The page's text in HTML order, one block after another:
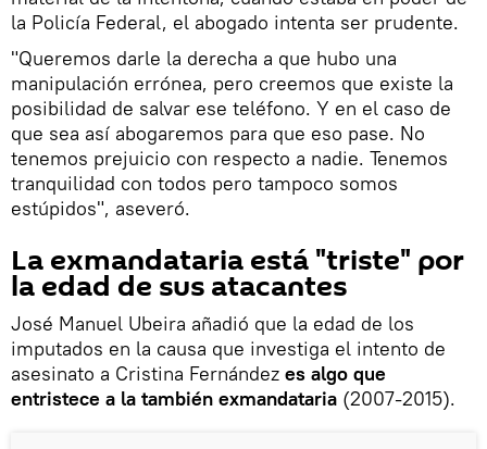
la Policía Federal, el abogado intenta ser prudente.
"Queremos darle la derecha a que hubo una
manipulación errónea, pero creemos que existe la
posibilidad de salvar ese teléfono. Y en el caso de
que sea así abogaremos para que eso pase. No
tenemos prejuicio con respecto a nadie. Tenemos
tranquilidad con todos pero tampoco somos
estúpidos", aseveró.
La exmandataria está "triste" por
la edad de sus atacantes
José Manuel Ubeira añadió que la edad de los
imputados en la causa que investiga el intento de
asesinato a Cristina Fernández es algo que
entristece a la también exmandataria (2007-2015).